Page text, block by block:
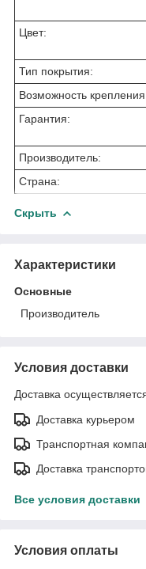
Цвет:
Тип покрытия:
Возможность
Гарантия:
Производитель:
Страна:
Скрыть
Характеристики
Основные
Производитель
Условия доставки
Доставка
Доставка курьером
Транспортная
Доставка
Все условия доставки
Условия оплаты